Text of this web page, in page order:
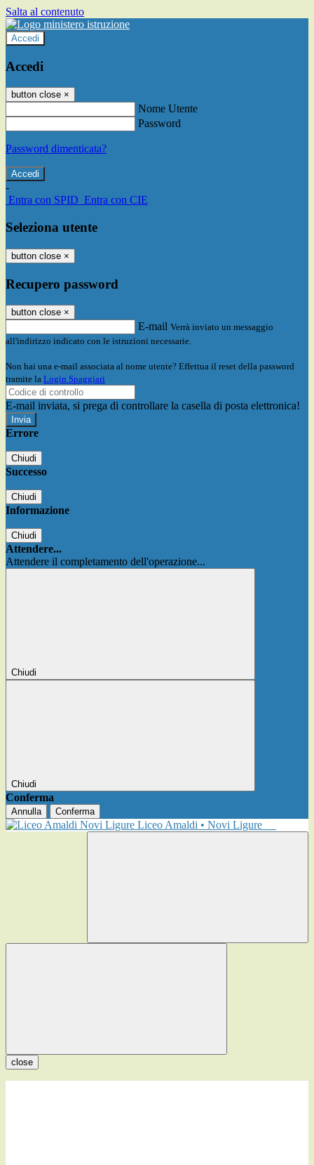
Salta al contenuto
Accedi
Accedi
button close ×
Nome Utente
Password
Password dimenticata?
-
Entra con SPID Entra con CIE
Seleziona utente
button close ×
Recupero password
button close ×
E-mail Verrà inviato un messaggio
all'indirizzo indicato con le istruzioni necessarie.
Non hai una e-mail associata al nome utente? Effettua il reset della password
tramite la Login Spaggiari
E-mail inviata, si prega di controllare la casella di posta elettronica!
Errore
Chiudi
Successo
Chiudi
Informazione
Chiudi
Attendere...
Attendere il completamento dell'operazione...
Chiudi
Chiudi
Conferma
Annulla Conferma
Liceo Amaldi • Novi Ligure
close